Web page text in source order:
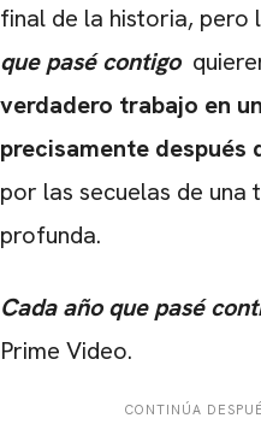
final de la historia, pero
que pasé contigo
verdadero trabajo en
precisamente después
por las secuelas de
profunda.
Cada año que pasé
Prime Video.
CONTINÚA